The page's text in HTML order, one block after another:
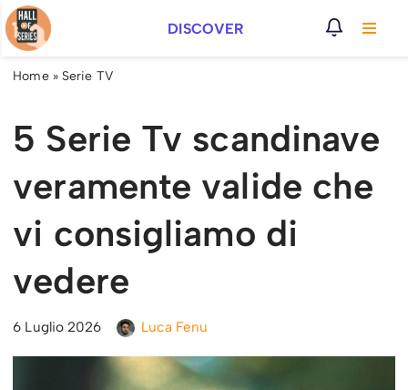
Vai
al
DISCOVER
Home» Serie TV
5 Serie Tv scandinave
veramente valide che
vi consigliamo di
vedere
6 Luglio 2026 Luca Fenu